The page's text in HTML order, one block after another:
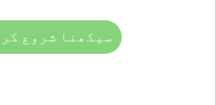
سیکھنا شروع